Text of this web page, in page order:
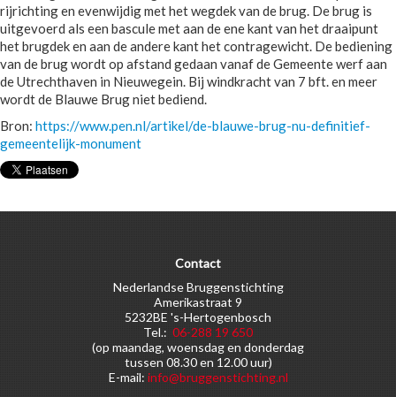
rijrichting en evenwijdig met het wegdek van de brug. De brug is
uitgevoerd als een bascule met aan de ene kant van het draaipunt
het brugdek en aan de andere kant het contragewicht. De bediening
van de brug wordt op afstand gedaan vanaf de Gemeente werf aan
de Utrechthaven in Nieuwegein. Bij windkracht van 7 bft. en meer
wordt de Blauwe Brug niet bediend.
Bron: https://www.pen.nl/artikel/de-blauwe-brug-nu-definitief-
gemeentelijk-monument
Contact
Nederlandse Bruggenstichting
Amerikastraat 9
5232BE 's-Hertogenbosch
Tel.: 06-288 19 650
(op maandag, woensdag en donderdag
tussen 08.30 en 12.00 uur)
E-mail: info@bruggenstichting.nl